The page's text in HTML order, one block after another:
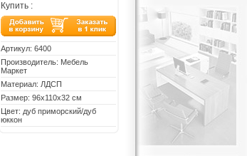
Купить :
Артикул: 6400
Производитель: Мебель
Маркет
Материал: ЛДСП
Размер: 96х110х32 см
Цвет: дуб приморский/дуб
юккон